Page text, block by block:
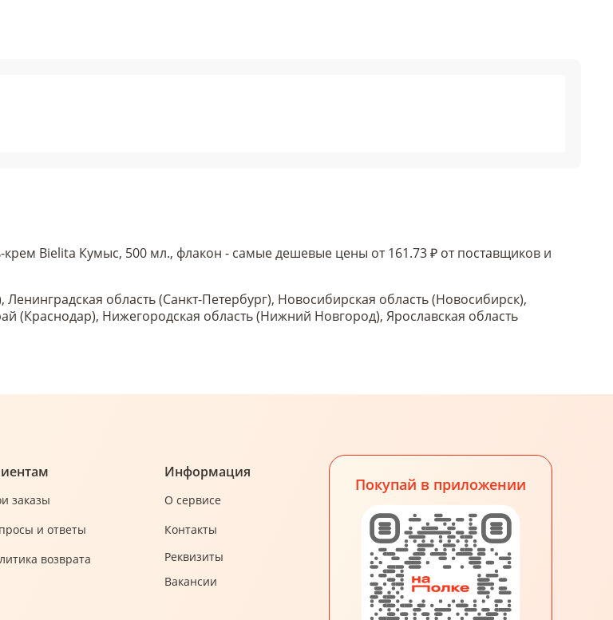
Bielita Кумыс, 500 мл., флакон - самые дешевые цены от 161.73 ₽ от поставщиков и
область (Санкт-Петербург), Новосибирская область (Новосибирск),
(Краснодар), Нижегородская область (Нижний Новгород), Ярославская область
заказы
и ответы
возврата
Информация
О сервисе
Контакты
Реквизиты
Вакансии
Покупай в приложении